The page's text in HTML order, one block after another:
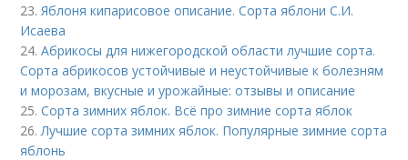
23.Яблоня кипарисовое описание. Сорта яблони С.И.
Исаева
24.Абрикосы для нижегородской области лучшие сорта.
Сорта абрикосов устойчивые и неустойчивые к болезням
и морозам, вкусные и урожайные: отзывы и описание
25.Сорта зимних яблок. Всё про зимние сорта яблок
26.Лучшие сорта зимних яблок. Популярные зимние сорта
яблонь